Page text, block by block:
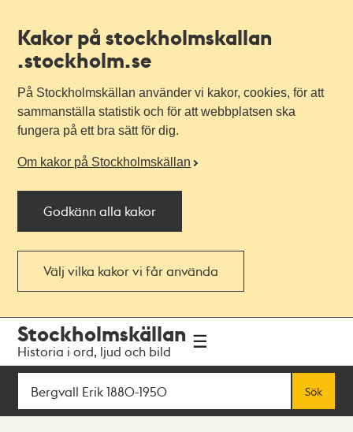
Kakor på stockholmskallan
.stockholm.se
På Stockholmskällan använder vi kakor, cookies, för att
sammanställa statistik och för att webbplatsen ska
fungera på ett bra sätt för dig.
Om kakor på Stockholmskällan
Godkänn alla kakor
Välj vilka kakor vi får använda
navigationen
huvudinnehållet
Stockholmskällan
Historia i ord, ljud och bild
Sök
Sök